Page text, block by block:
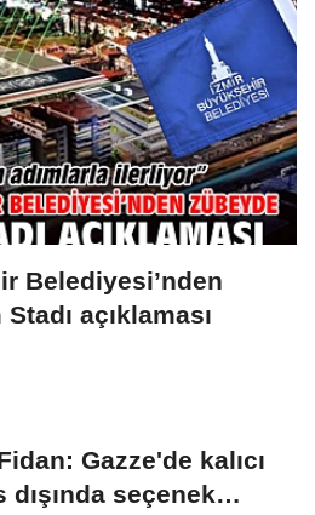
Belediyesi’nden
açıklaması
Gazze'de kalıcı
dışında seçenek